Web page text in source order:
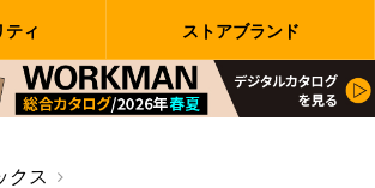
ティ ストアブランド
クス